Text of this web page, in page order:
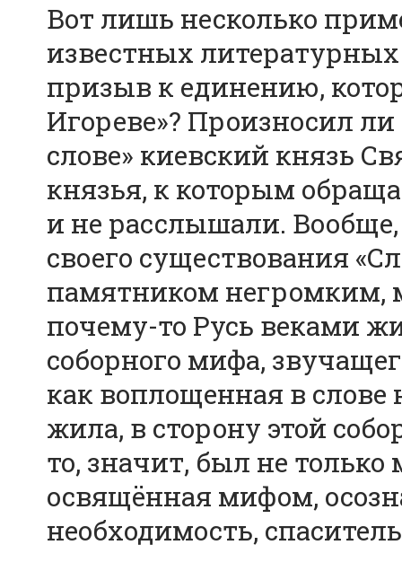
Вот лишь несколько
известных
призыв к единению,
Игореве»? Произносил
слове» киевский князь
князья, к которым
и не расслышали.
своего существования
памятником негромким,
почему-то Русь веками
соборного мифа,
как воплощенная в слове
жила, в сторону этой
то, значит, был не
освящённая мифом,
необходимость,